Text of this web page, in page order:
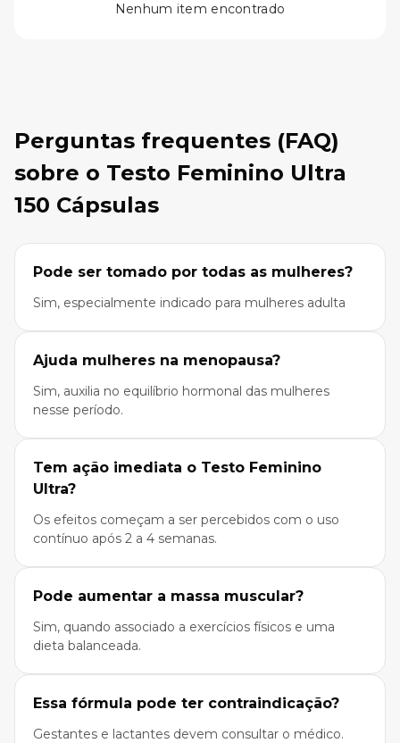
Nenhum item encontrado
Perguntas frequentes (FAQ)
sobre o Testo Feminino Ultra
150 Cápsulas
Pode ser tomado por todas as mulheres?
Sim, especialmente indicado para mulheres adulta
Ajuda mulheres na menopausa?
Sim, auxilia no equilíbrio hormonal das mulheres
nesse período.
Tem ação imediata o Testo Feminino
Ultra?
Os efeitos começam a ser percebidos com o uso
contínuo após 2 a 4 semanas.
Pode aumentar a massa muscular?
Sim, quando associado a exercícios físicos e uma
dieta balanceada.
Essa fórmula pode ter contraindicação?
Gestantes e lactantes devem consultar o médico.